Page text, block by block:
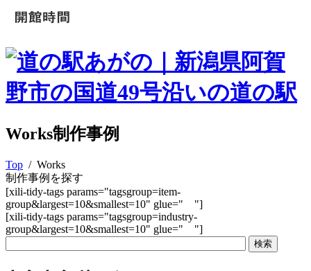
Works制作事例
Top / Works
制作事例を探す
[xili-tidy-tags params="tagsgroup=item-
group&largest=10&smallest=10" glue=" "]
[xili-tidy-tags params="tagsgroup=industry-
group&largest=10&smallest=10" glue=" "]